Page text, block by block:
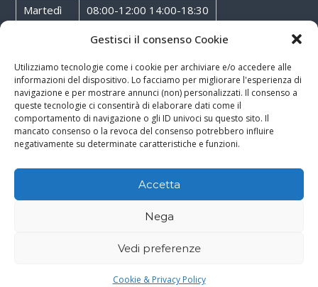
Gestisci il consenso Cookie
Utilizziamo tecnologie come i cookie per archiviare e/o accedere alle
informazioni del dispositivo. Lo facciamo per migliorare l'esperienza di
navigazione e per mostrare annunci (non) personalizzati. Il consenso a
queste tecnologie ci consentirà di elaborare dati come il
comportamento di navigazione o gli ID univoci su questo sito. Il
mancato consenso o la revoca del consenso potrebbero influire
negativamente su determinate caratteristiche e funzioni.
Accetta
Nega
Vedi preferenze
Cookie & Privacy Policy
Martedì
08:00-12:00 14:00-18:30
08:00-12:00 14:00-18:30
Giovedì
08:00-12:00 14:00-18:30
Venerdì
08:00-12:00 14:00-18:30
Sabato
08:00-12:00
Rossoxweb
Email Phone